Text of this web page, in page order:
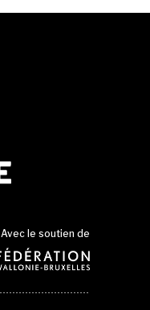
Avec le soutien de